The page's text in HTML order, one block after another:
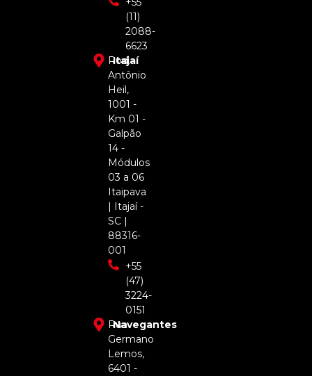
(11)
2088-
6623
Itajaí
Rod.
Antônio
Heil,
1001 -
Km 01 -
Galpão
14 -
Módulos
03 a 06
Itaipava
| Itajaí -
SC |
88316-
001
+55
(47)
3224-
0151
Navegantes
Rua
Germano
Lemos,
6401 -